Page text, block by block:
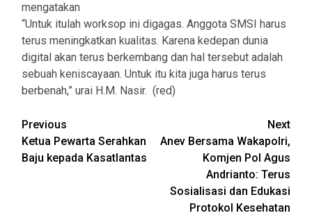
mengatakan
“Untuk itulah worksop ini digagas. Anggota SMSI harus
terus meningkatkan kualitas. Karena kedepan dunia
digital akan terus berkembang dan hal tersebut adalah
sebuah keniscayaan. Untuk itu kita juga harus terus
berbenah,” urai H.M. Nasir. (red)
Post
navigation
Previous
Ketua Pewarta Serahkan
Baju kepada Kasatlantas
Next
Anev Bersama Wakapolri,
Komjen Pol Agus
Andrianto: Terus
Sosialisasi dan Edukasi
Protokol Kesehatan